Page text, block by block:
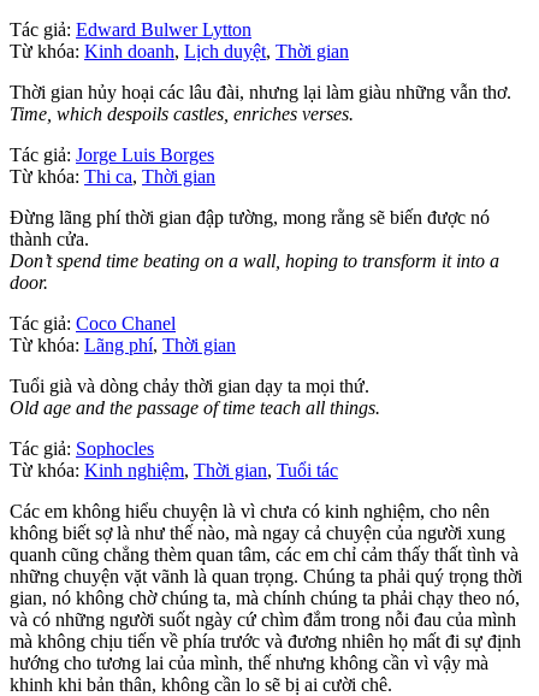
Tác giả: Edward Bulwer Lytton
Từ khóa: Kinh doanh, Lịch duyệt, Thời gian
Thời gian hủy hoại các lâu đài, nhưng lại làm giàu những vẫn thơ.
Time, which despoils castles, enriches verses.
Tác giả: Jorge Luis Borges
Từ khóa: Thi ca, Thời gian
Đừng lãng phí thời gian đập tường, mong rằng sẽ biến được nó
thành cửa.
Don’t spend time beating on a wall, hoping to transform it into a
door.
Tác giả: Coco Chanel
Từ khóa: Lãng phí, Thời gian
Tuổi già và dòng chảy thời gian dạy ta mọi thứ.
Old age and the passage of time teach all things.
Tác giả: Sophocles
Từ khóa: Kinh nghiệm, Thời gian, Tuổi tác
Các em không hiểu chuyện là vì chưa có kinh nghiệm, cho nên
không biết sợ là như thế nào, mà ngay cả chuyện của người xung
quanh cũng chẳng thèm quan tâm, các em chỉ cảm thấy thất tình và
những chuyện vặt vãnh là quan trọng. Chúng ta phải quý trọng thời
gian, nó không chờ chúng ta, mà chính chúng ta phải chạy theo nó,
và có những người suốt ngày cứ chìm đắm trong nỗi đau của mình
mà không chịu tiến về phía trước và đương nhiên họ mất đi sự định
hướng cho tương lai của mình, thế nhưng không cần vì vậy mà
khinh khi bản thân, không cần lo sẽ bị ai cười chê.